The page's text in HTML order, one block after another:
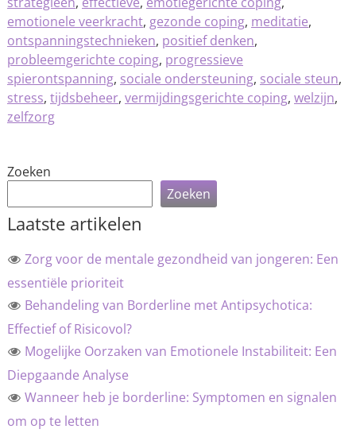
emotionele veerkracht, gezonde coping, meditatie,
ontspanningstechnieken, positief denken,
probleemgerichte coping, progressieve
spierontspanning, sociale ondersteuning, sociale steun,
stress, tijdsbeheer, vermijdingsgerichte coping, welzijn,
zelfzorg
Zoeken
Zoeken
Laatste artikelen
Zorg voor de mentale gezondheid van jongeren: Een
essentiële prioriteit
Behandeling van Borderline met Antipsychotica:
Effectief of Risicovol?
Mogelijke Oorzaken van Emotionele Instabiliteit: Een
Diepgaande Analyse
Wanneer heb je borderline: Symptomen en signalen
om op te letten